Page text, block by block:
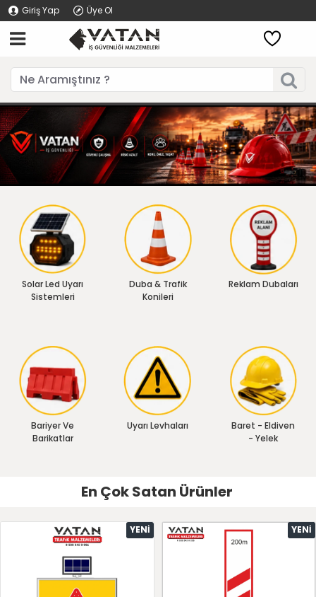
Giriş Yap Üye Ol
Solar Led Uyarı
Sistemleri
Duba & Trafik
Konileri
Reklam Dubaları
Bariyer Ve
Barikatlar
Uyarı Levhaları
Baret - Eldiven
- Yelek
En Çok Satan Ürünler
YENI YENI